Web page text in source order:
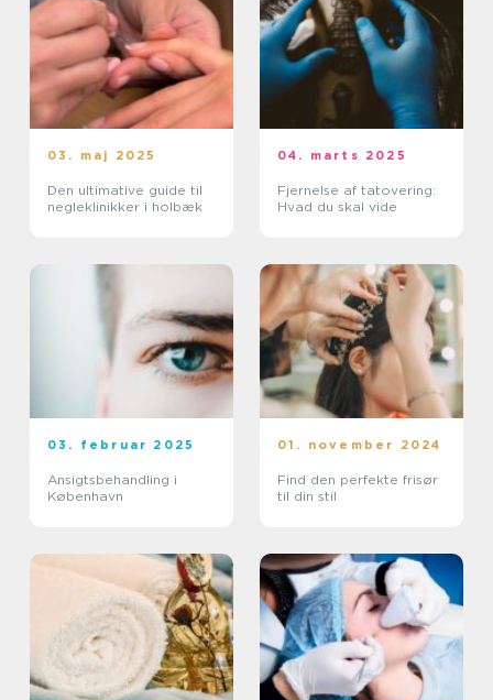
03. maj 2025
Den ultimative guide til
negleklinikker i holbæk
04. marts 2025
Fjernelse af tatovering:
Hvad du skal vide
03. februar 2025
Ansigtsbehandling i
København
01. november 2024
Find den perfekte frisør
til din stil